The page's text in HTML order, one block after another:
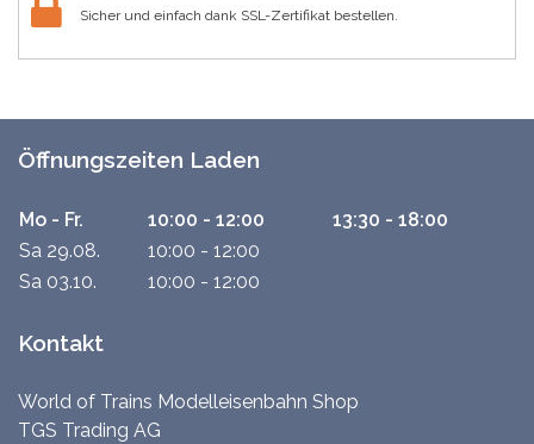
Sicher und einfach dank SSL-Zertifikat bestellen.
Öffnungszeiten Laden
Mo - Fr. 10:00 - 12:00
13:30 - 18:00
Sa 29.08.
10:00 - 12:00
Sa 03.10.
10:00 - 12:00
Kontakt
World of Trains Modelleisenbahn Shop
TGS Trading AG